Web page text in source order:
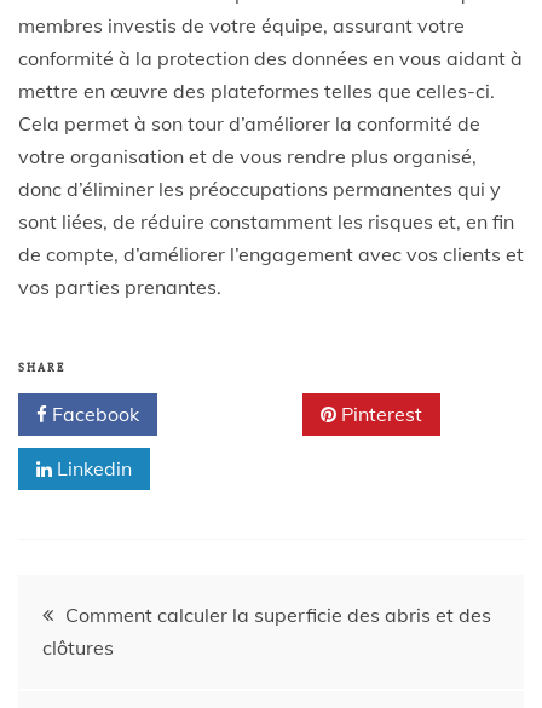
membres investis de votre équipe, assurant votre
conformité à la protection des données en vous aidant à
mettre en œuvre des plateformes telles que celles-ci.
Cela permet à son tour d’améliorer la conformité de
votre organisation et de vous rendre plus organisé,
donc d’éliminer les préoccupations permanentes qui y
sont liées, de réduire constamment les risques et, en fin
de compte, d’améliorer l’engagement avec vos clients et
vos parties prenantes.
SHARE
Facebook Pinterest
Linkedin
Comment calculer la superficie des abris et des
clôtures